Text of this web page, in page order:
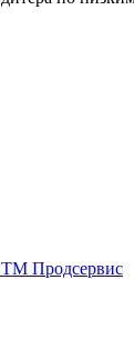
Продсервис